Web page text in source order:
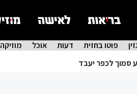
פוטו בחזית דעות אוכל מוזיקה
סמוך לכפר יעבד